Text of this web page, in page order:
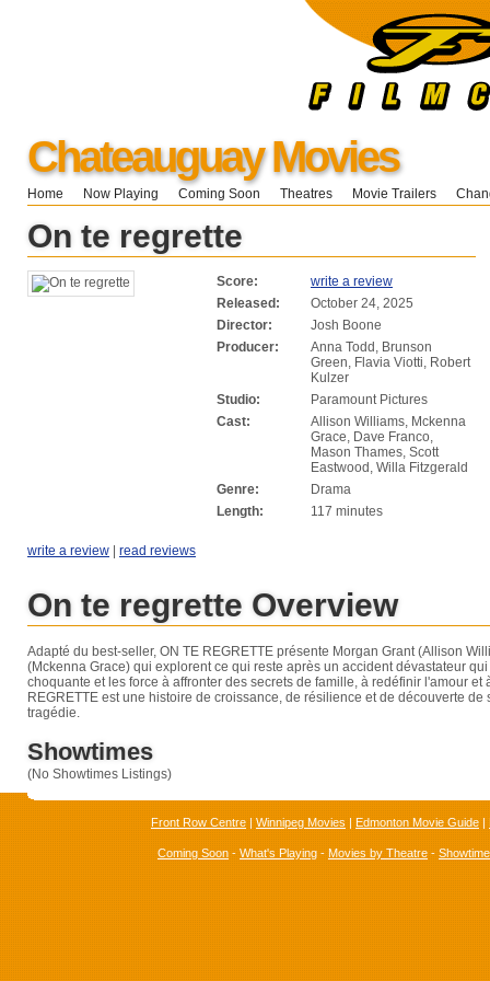
Chateauguay Movies
Home Now Playing Coming Soon Theatres Movie Trailers
On te regrette
Score:
write a review
Released:
October 24, 2025
Director:
Josh Boone
Producer:
Anna Todd, Brunson
Green, Flavia Viotti, Robert
Kulzer
Studio:
Paramount Pictures
Cast:
Allison Williams, Mckenna
Grace, Dave Franco,
Mason Thames, Scott
Eastwood, Willa Fitzgerald
Genre:
Drama
Length:
117 minutes
write a review | read reviews
On te regrette Overview
Adapté du best-seller, ON TE REGRETTE présente Morgan Grant (Allison
(Mckenna Grace) qui explorent ce qui reste après un accident dévastateur
choquante et les force à affronter des secrets de famille, à redéfinir l'amour et
REGRETTE est une histoire de croissance, de résilience et de découverte
tragédie.
Showtimes
(No Showtimes Listings)
Front Row Centre | Winnipeg Movies | Edmonton Movie Guide |
Coming Soon - What's Playing - Movies by Theatre -